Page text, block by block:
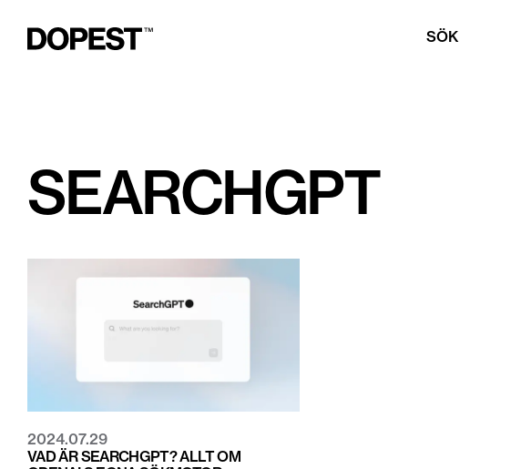
SÖK
SEARCHGPT
2024.07.29
VAD ÄR SEARCHGPT? ALLT OM